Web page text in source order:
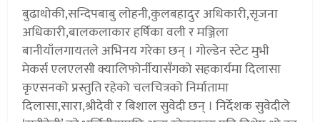
बुढाथोकी,सन्दिपबाबु लोहनी,कुलबहादुर अधिकारी,सृजना
अधिकारी,बालकलाकार हर्षिका वली र मञ्जिला
बानीयाँलगायतले अभिनय गरेका छन् । गोल्डेन स्टेट मुभी
मेकर्स एलएलसी क्यालिफोर्नीयासँगको सहकार्यमा दिलासा
कृएसनको प्रस्तुति रहेको चलचित्रको निर्मातामा
दिलासा,सारा,श्रीदेवी र बिशाल सुवेदी छन् । निर्देशक सुवेदीले